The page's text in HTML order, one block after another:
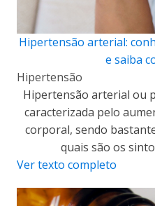
Hipertensão arterial:
e saiba
Hipertensão
Hipertensão arterial ou
caracterizada pelo
corporal, sendo
quais são os
Ver texto completo